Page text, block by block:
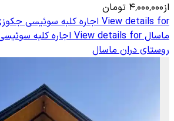
از۴٬۰۰۰٬۰۰۰ تومان
View details for اجاره کلبه سوئیسی
ماسالView details for اجاره کلبه
ر‌وستای دران ماسال